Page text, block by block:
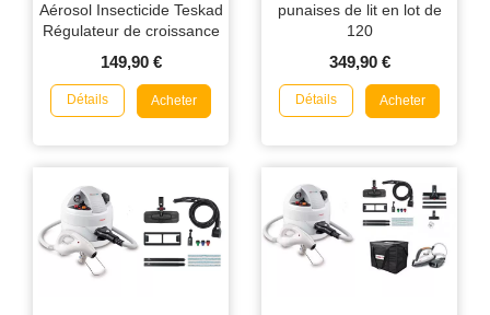
Aérosol Insecticide Teskad
Régulateur de croissance
149,90 €
Détails Acheter
punaises de lit en lot de
120
349,90 €
Détails Acheter